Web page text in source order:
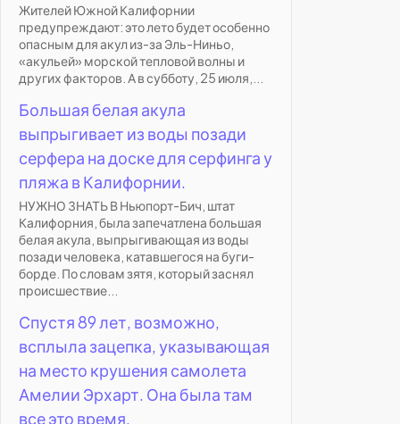
Жителей Южной Калифорнии
предупреждают: это лето будет особенно
опасным для акул из-за Эль-Ниньо,
«акульей» морской тепловой волны и
других факторов. А в субботу, 25 июля,...
Большая белая акула
выпрыгивает из воды позади
серфера на доске для серфинга у
пляжа в Калифорнии.
НУЖНО ЗНАТЬ В Ньюпорт-Бич, штат
Калифорния, была запечатлена большая
белая акула, выпрыгивающая из воды
позади человека, катавшегося на буги-
борде. По словам зятя, который заснял
происшествие...
Спустя 89 лет, возможно,
всплыла зацепка, указывающая
на место крушения самолета
Амелии Эрхарт. Она была там
все это время.